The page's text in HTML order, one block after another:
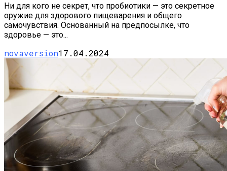
Ни для кого не секрет, что пробиотики — это секретное
оружие для здорового пищеварения и общего
самочувствия. Основанный на предпосылке, что
здоровье — это...
novaversion17.04.2024